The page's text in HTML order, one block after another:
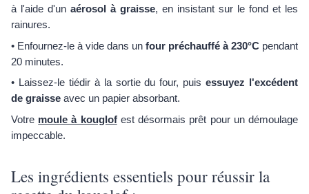
à l'aide d'un aérosol à graisse, en insistant sur le fond et les
rainures.
• Enfournez-le à vide dans un four préchauffé à 230°C pendant
20 minutes.
• Laissez-le tiédir à la sortie du four, puisessuyez l'excédent
de graisse avec un papier absorbant.
Votre moule à kouglofest désormais prêt pour un démoulage
impeccable.
Les ingrédients essentiels pour réussir la